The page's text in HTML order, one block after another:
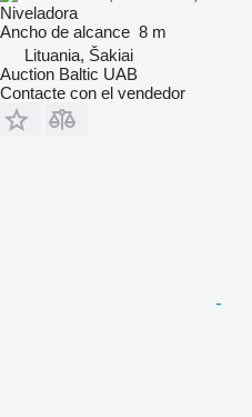
Niveladora
Ancho de alcance 8 m
Lituania, Šakiai
Auction Baltic UAB
Contacte con el vendedor